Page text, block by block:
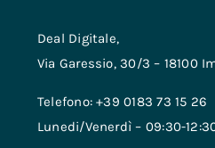
Deal Digitale,
Via Garessio, 30/3 – 18100
Telefono: +39 0183 73 15 26
Lunedi/Venerdì – 09:30-